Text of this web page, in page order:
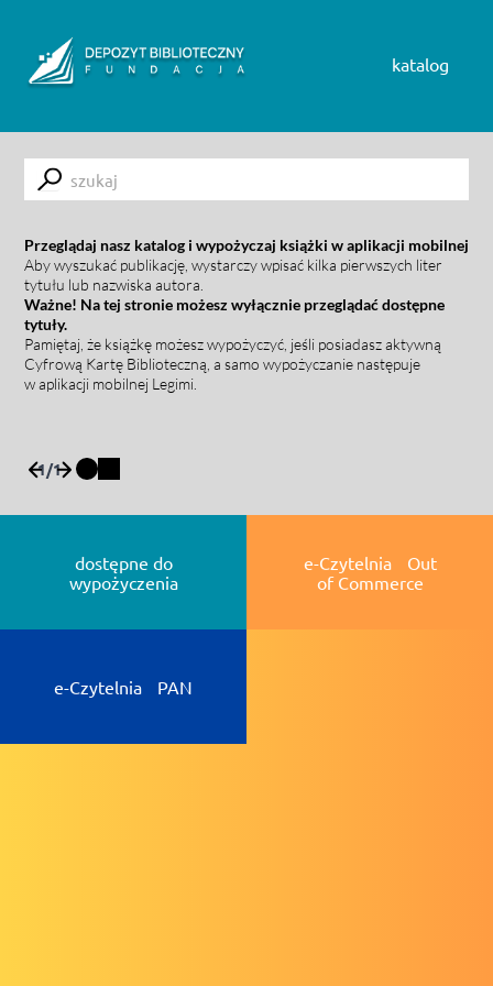
katalog
Submit
Przeglądaj nasz katalog i wypożyczaj książki w aplikacji mobilnej
Aby wyszukać publikację, wystarczy wpisać kilka pierwszych liter
tytułu lub nazwiska autora.
Ważne! Na tej stronie możesz wyłącznie przeglądać dostępne
tytuły.
Pamiętaj, że książkę możesz wypożyczyć, jeśli posiadasz aktywną
Cyfrową Kartę Biblioteczną, a samo wypożyczanie następuje
w aplikacji mobilnej Legimi.
1/1
dostępne do
wypożyczenia
e-Czytelnia Out
of Commerce
e-Czytelnia PAN